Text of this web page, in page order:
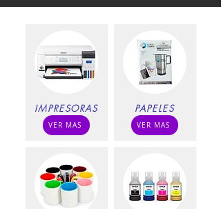
IMPRESORAS
VER MAS
PAPELES
VER MAS